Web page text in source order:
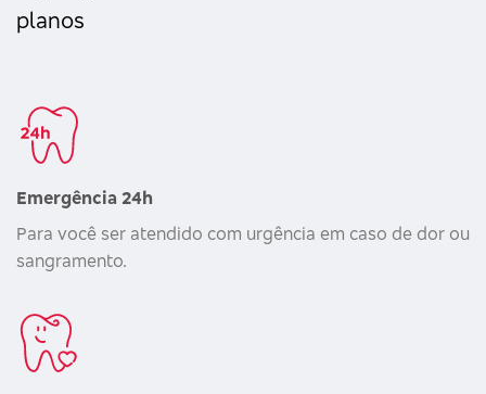
planos
Emergência 24h
Para você ser atendido com urgência em caso de dor ou
sangramento.